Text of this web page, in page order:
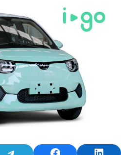
Share on TelegramShare on Facebook